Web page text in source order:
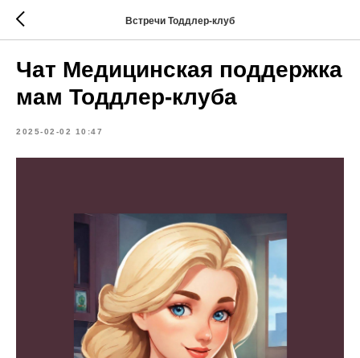
Встречи Тоддлер-клуб
Чат Медицинская поддержка
мам Тоддлер-клуба
2025-02-02 10:47